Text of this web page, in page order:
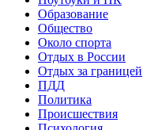
Образование
Общество
Около спорта
Отдых в России
Отдых за границей
ПДД
Политика
Происшествия